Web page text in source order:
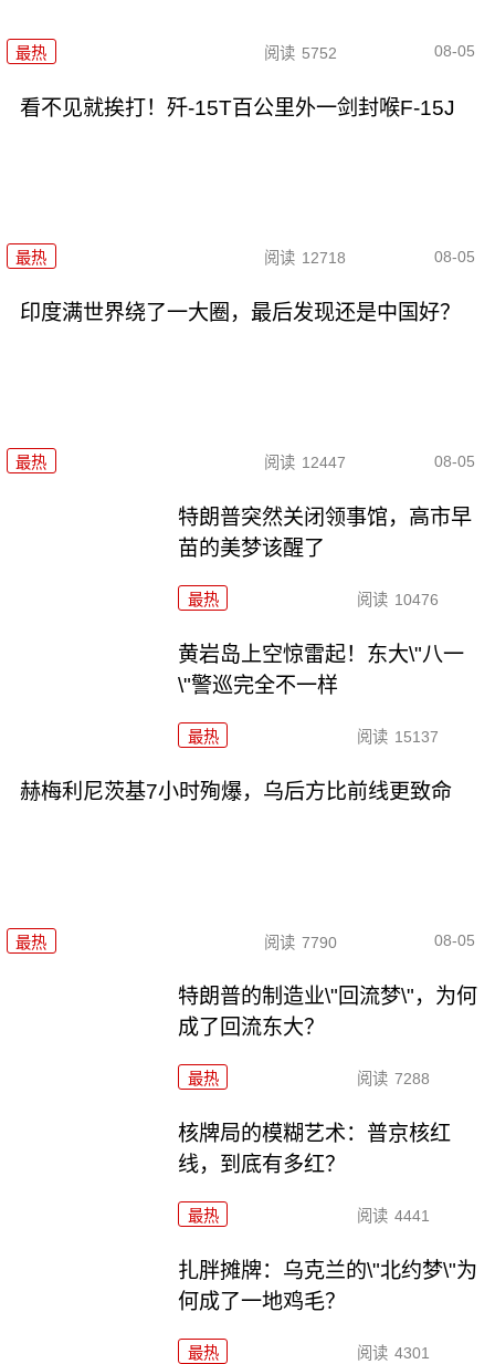
最热 阅读 5752 08-05
看不见就挨打！歼-15T百公里外一剑封喉F-15J
最热 阅读 12718 08-05
印度满世界绕了一大圈，最后发现还是中国好？
最热 阅读 12447 08-05
特朗普突然关闭领事馆，高市早
苗的美梦该醒了
最热 阅读 10476
黄岩岛上空惊雷起！东大\"八一
\"警巡完全不一样
最热 阅读 15137
赫梅利尼茨基7小时殉爆，乌后方比前线更致命
最热 阅读 7790 08-05
特朗普的制造业\"回流梦\"，为何
成了回流东大？
最热 阅读 7288
核牌局的模糊艺术：普京核红
线，到底有多红？
最热 阅读 4441
扎胖摊牌：乌克兰的\"北约梦\"为
何成了一地鸡毛？
最热 阅读 4301